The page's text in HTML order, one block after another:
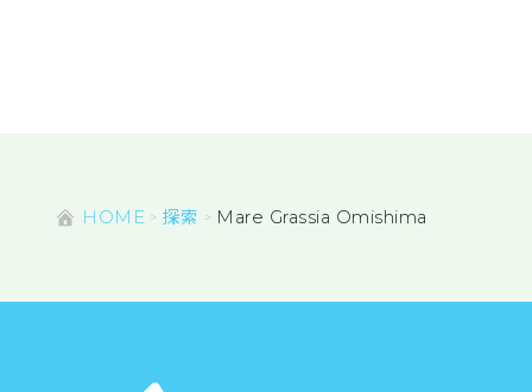
HOME 探索 Mare Grassia Omishima